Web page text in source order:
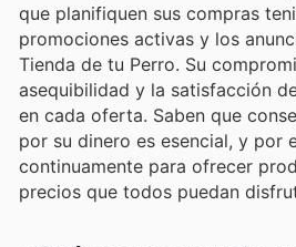
que planifiquen sus compras
promociones activas y los
Tienda de tu Perro. Su
asequibilidad y la satisfacción
en cada oferta. Saben que
por su dinero es esencial, y por
continuamente para ofrecer
precios que todos puedan